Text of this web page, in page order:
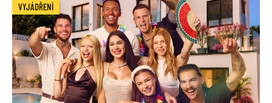
VYJÁDŘENÍ